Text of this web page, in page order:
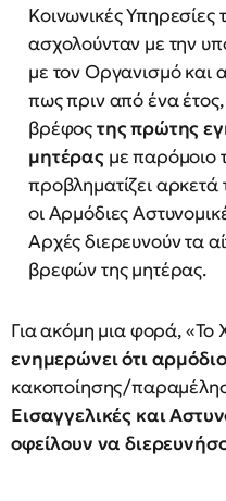
Κοινωνικές Υπηρεσίες
ασχολούνταν με την
με τον Οργανισμό και
πως πριν από ένα έτος,
βρέφοςτης πρώτης
μητέραςμε παρόμοιο
προβληματίζει αρκετά
οι Αρμόδιες
Αρχές διερευνούν τα
βρεφών της μητέρας.
Για ακόμη μια φορά, «Το
ενημερώνει ότι
κακοποίησης/
Εισαγγελικές και
οφείλουν να